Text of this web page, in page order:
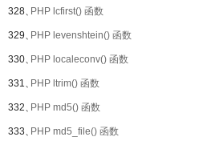
328、PHP lcfirst() 函数
329、PHP levenshtein() 函数
330、PHP localeconv() 函数
331、PHP ltrim() 函数
332、PHP md5() 函数
333、PHP md5_file() 函数